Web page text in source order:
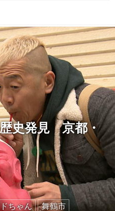
史発見 京都・
ちゃん 舞鶴市